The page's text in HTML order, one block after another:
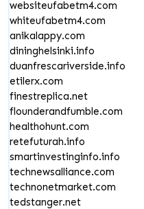
websiteufabetm4.com
whiteufabetm4.com
anikalappy.com
dininghelsinki.info
duanfrescariverside.info
etilerx.com
finestreplica.net
flounderandfumble.com
healthohunt.com
retefuturah.info
smartinvestinginfo.info
technewsalliance.com
technonetmarket.com
tedstanger.net